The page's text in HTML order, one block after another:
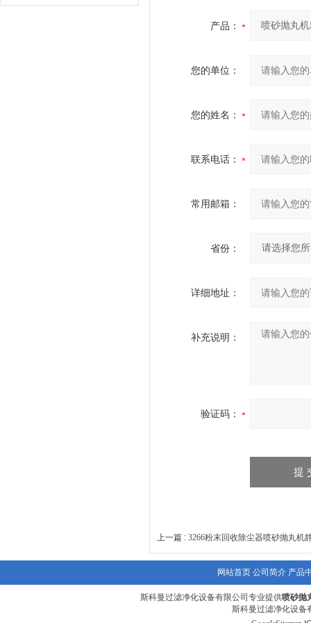
产品：
您的单位：
您的姓名：
联系电话：
常用邮箱：
省份：
详细地址：
补充说明：
验证码：
上一篇 : 3266粉末回收除尘器喷砂抛丸机
网站首页 公司简介 产品
斯科曼过滤净化设备有限公司专业提供喷砂抛
斯科曼过滤净化设备